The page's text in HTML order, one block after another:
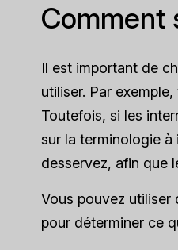
Comment
Il est important de
utiliser. Par
Toutefois, si les
sur la terminologie
desservez, afin que
Vous pouvez
pour déterminer ce